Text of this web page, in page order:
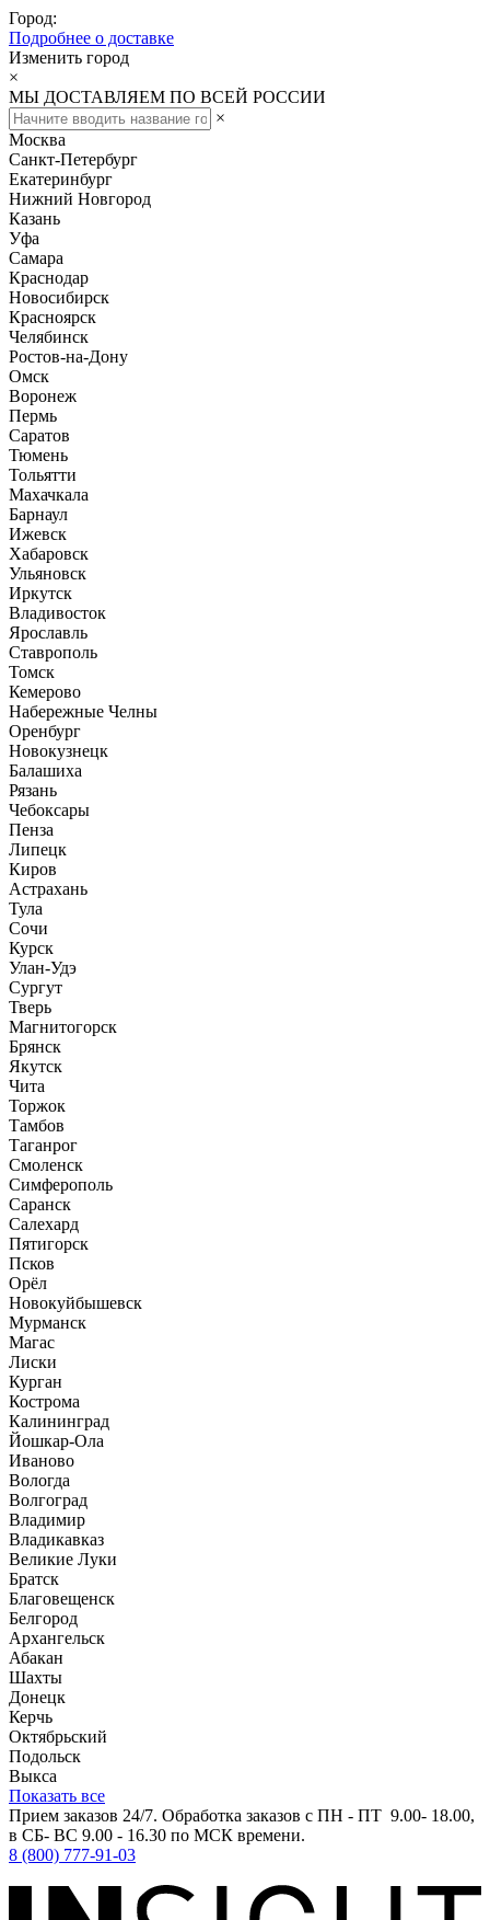
Город:
Подробнее о доставке
Изменить город
×
МЫ ДОСТАВЛЯЕМ ПО ВСЕЙ РОССИИ
×
Москва
Санкт-Петербург
Екатеринбург
Нижний Новгород
Казань
Уфа
Самара
Краснодар
Новосибирск
Красноярск
Челябинск
Ростов-на-Дону
Омск
Воронеж
Пермь
Саратов
Тюмень
Тольятти
Махачкала
Барнаул
Ижевск
Хабаровск
Ульяновск
Иркутск
Владивосток
Ярославль
Ставрополь
Томск
Кемерово
Набережные Челны
Оренбург
Новокузнецк
Балашиха
Рязань
Чебоксары
Пенза
Липецк
Киров
Астрахань
Тула
Сочи
Курск
Улан-Удэ
Сургут
Тверь
Магнитогорск
Брянск
Якутск
Чита
Торжок
Тамбов
Таганрог
Смоленск
Симферополь
Саранск
Салехард
Пятигорск
Псков
Орёл
Новокуйбышевск
Мурманск
Магас
Лиски
Курган
Кострома
Калининград
Йошкар-Ола
Иваново
Вологда
Волгоград
Владимир
Владикавказ
Великие Луки
Братск
Благовещенск
Белгород
Архангельск
Абакан
Шахты
Донецк
Керчь
Октябрьский
Подольск
Выкса
Показать все
Прием заказов 24/7. Обработка заказов с ПН - ПТ 9.00- 18.00,
в СБ- ВС 9.00 - 16.30 по МСК времени.
8 (800) 777-91-03